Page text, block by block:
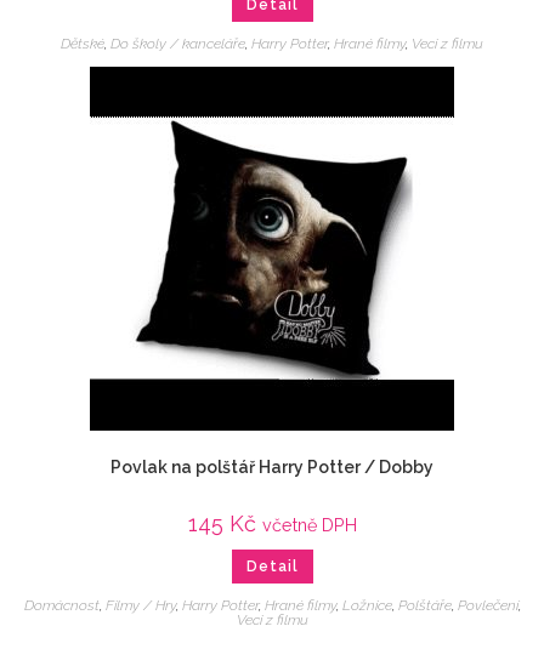
Detail
Dětské, Do školy / kanceláře, Harry Potter, Hrané filmy, Veci z filmu
Povlak na polštář Harry Potter / Dobby
145 Kč včetně DPH
Detail
Domácnost, Filmy / Hry, Harry Potter, Hrané filmy, Ložnice, Polštáře, Povlečení,
Veci z filmu